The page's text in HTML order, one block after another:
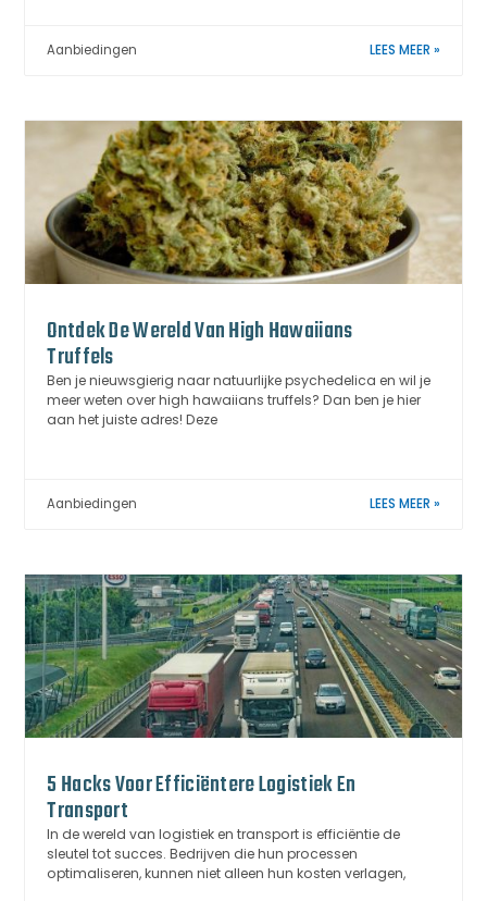
Aanbiedingen LEES MEER »
Ontdek De Wereld Van High Hawaiians
Truffels
Ben je nieuwsgierig naar natuurlijke psychedelica en wil je
meer weten over high hawaiians truffels? Dan ben je hier
aan het juiste adres! Deze
Aanbiedingen LEES MEER »
5 Hacks Voor Efficiëntere Logistiek En
Transport
In de wereld van logistiek en transport is efficiëntie de
sleutel tot succes. Bedrijven die hun processen
optimaliseren, kunnen niet alleen hun kosten verlagen,